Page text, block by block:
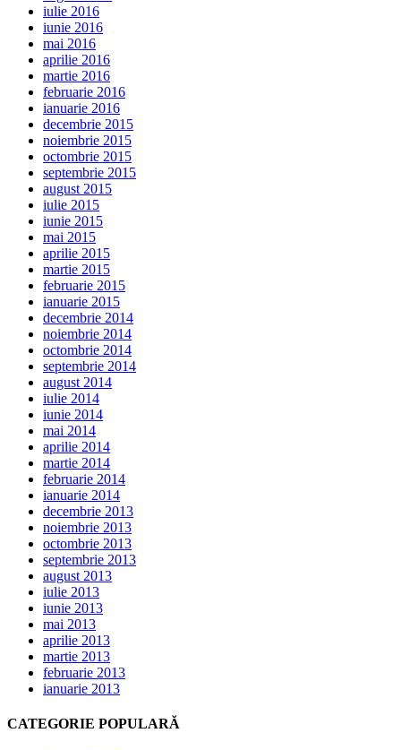
iulie 2016
iunie 2016
mai 2016
aprilie 2016
martie 2016
februarie 2016
ianuarie 2016
decembrie 2015
noiembrie 2015
octombrie 2015
septembrie 2015
august 2015
iulie 2015
iunie 2015
mai 2015
aprilie 2015
martie 2015
februarie 2015
ianuarie 2015
decembrie 2014
noiembrie 2014
octombrie 2014
septembrie 2014
august 2014
iulie 2014
iunie 2014
mai 2014
aprilie 2014
martie 2014
februarie 2014
ianuarie 2014
decembrie 2013
noiembrie 2013
octombrie 2013
septembrie 2013
august 2013
iulie 2013
iunie 2013
mai 2013
aprilie 2013
martie 2013
februarie 2013
ianuarie 2013
CATEGORIE POPULARĂ